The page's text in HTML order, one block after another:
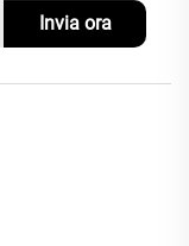
Invia ora